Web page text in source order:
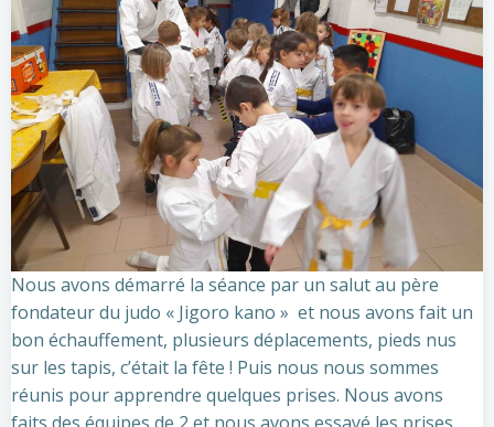
Nous avons démarré la séance par un salut au père
fondateur du judo « Jigoro kano » et nous avons fait un
bon échauffement, plusieurs déplacements, pieds nus
sur les tapis, c’était la fête ! Puis nous nous sommes
réunis pour apprendre quelques prises. Nous avons